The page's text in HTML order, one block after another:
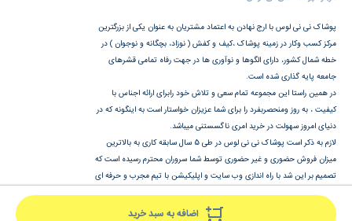
اضافه به سبد خرید
پوشاک نی نی لوس با ارج نهادن به اعتماد مشتریان به عنوان یکی از بزرگترین
مرکز کسب وکار در زمینه پوشاک ،کیف و کفش ( نوزاد، بچگانه و نوجوان ) در
خطه شمال کشور، دارای الگوها و نوآوری ها در جهت رفاه تمامی قشرهای
جامعه پایه گذاری شده است.
در همین راستا این مجموعه تمام سعی و تلاش خود رابرای ارائه اجناس با
کیفیت ، به روز ومنحصربفرد را برای شما عزیزان خواستار است به اینگونه که در
دنیای امروز سهولت در خرید امری ناگسستنی میباشد.
لازم به ذکر است پوشاک نی نی لوس در طی 5 سال سابقه کاری به بالاترین
میزان فروش حضوری و غیر حضوری توسط شما سروران محترم رسیده است که
تصمیم بر این شد با راه اندازی وب سایت و اپلیکیشن با تیم مجرب و حرفه ای
در هرشرایط ساعات شبانه روز با خیالی راحت وآسوده خریدتان را انجام دهید.